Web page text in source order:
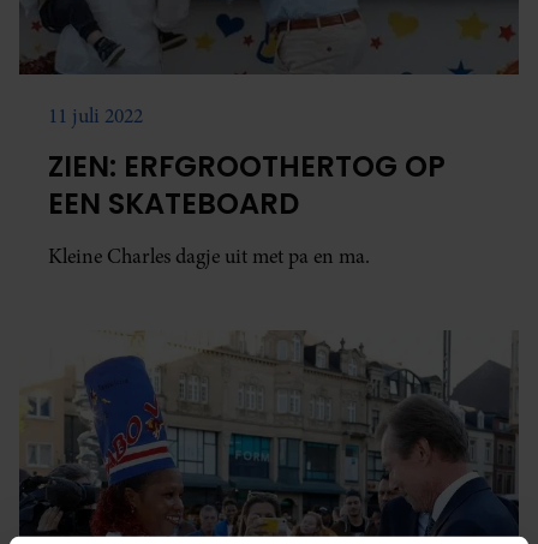
11 juli 2022
ZIEN: ERFGROOTHERTOG OP
EEN SKATEBOARD
Kleine Charles dagje uit met pa en ma.